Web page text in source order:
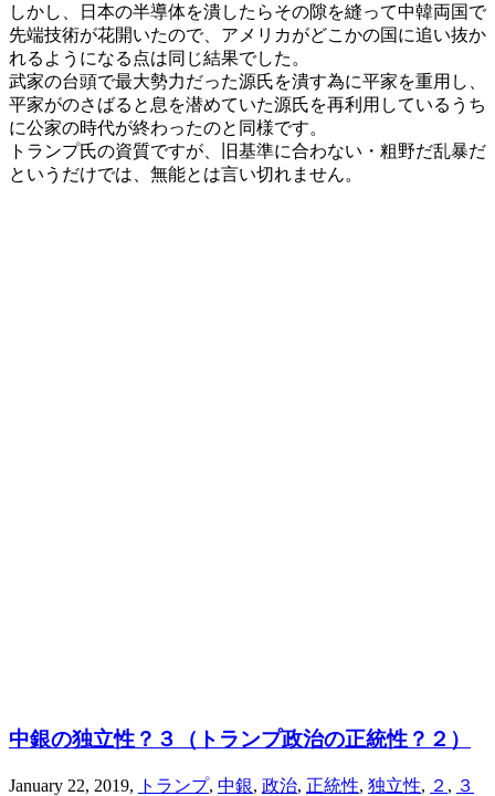
しかし、日本の半導体を潰したらその隙を縫って中韓両国で
先端技術が花開いたので、アメリカがどこかの国に追い抜か
れるようになる点は同じ結果でした。
武家の台頭で最大勢力だった源氏を潰す為に平家を重用し、
平家がのさばると息を潜めていた源氏を再利用しているうち
に公家の時代が終わったのと同様です。
トランプ氏の資質ですが、旧基準に合わない・粗野だ乱暴だ
というだけでは、無能とは言い切れません。
中銀の独立性？３（トランプ政治の正統性？２）
January 22, 2019, トランプ, 中銀, 政治, 正統性, 独立性, ２ , ３